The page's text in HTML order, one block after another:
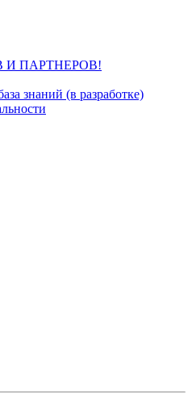
ПАРТНЕРОВ!
знаний (в разработке)